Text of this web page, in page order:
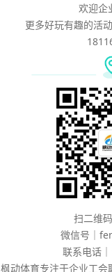
欢迎企
更多好玩有趣的活
扫二维
微信号｜
联系电话
枫动体育专注于企业工